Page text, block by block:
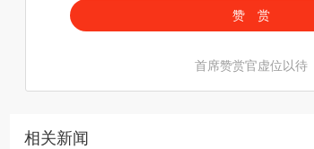
赞 赏
首席赞赏官虚位以待
相关新闻